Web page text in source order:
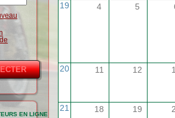
EN LIGNE
19 4 5
20 11 12
21 18 19